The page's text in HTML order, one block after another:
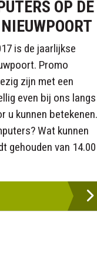
OP DE
is de jaarlijkse
Promo
zijn met een
even bij ons langs
u kunnen betekenen.
Wat kunnen
gehouden van 14.00